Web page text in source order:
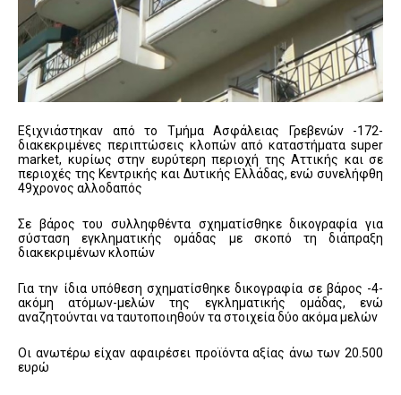
Εξιχνιάστηκαν από το Τμήμα Ασφάλειας Γρεβενών -172-
διακεκριμένες περιπτώσεις κλοπών από καταστήματα super
market, κυρίως στην ευρύτερη περιοχή της Αττικής και σε
περιοχές της Κεντρικής και Δυτικής Ελλάδας, ενώ συνελήφθη
49χρονος αλλοδαπός
Σε βάρος του συλληφθέντα σχηματίσθηκε δικογραφία για
σύσταση εγκληματικής ομάδας με σκοπό τη διάπραξη
διακεκριμένων κλοπών
Για την ίδια υπόθεση σχηματίσθηκε δικογραφία σε βάρος -4-
ακόμη ατόμων-μελών της εγκληματικής ομάδας, ενώ
αναζητούνται να ταυτοποιηθούν τα στοιχεία δύο ακόμα μελών
Οι ανωτέρω είχαν αφαιρέσει προϊόντα αξίας άνω των 20.500
ευρώ